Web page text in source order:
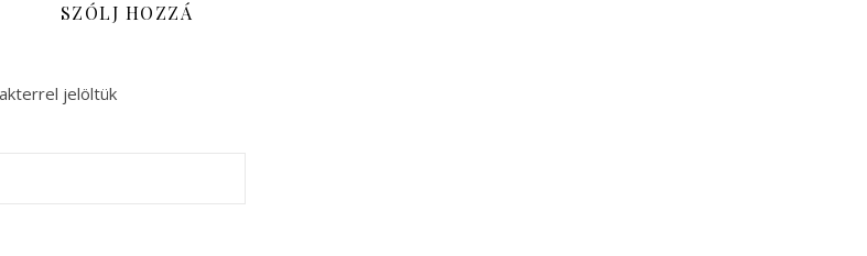
SZÓLJ HOZZÁ
jelöltük